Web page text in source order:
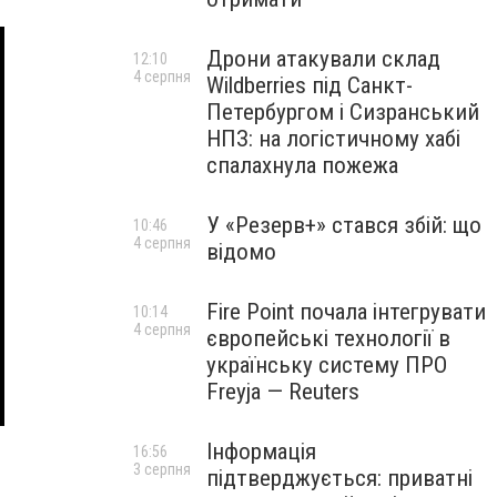
Дрони атакували склад
Wildberries під Санкт-
Петербургом і Сизранський
НПЗ: на логістичному хабі
спалахнула пожежа
12:10
4 серпня
У «Резерв+» стався збій: що
відомо
10:46
4 серпня
Fire Point почала інтегрувати
європейські технології в
українську систему ПРО
Freyja — Reuters
10:14
4 серпня
Інформація
підтверджується: приватні
16:56
3 серпня